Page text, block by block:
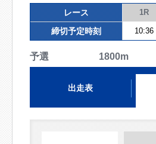
レース 1R
締切予定時刻 10:36
予選 1800m
出走表